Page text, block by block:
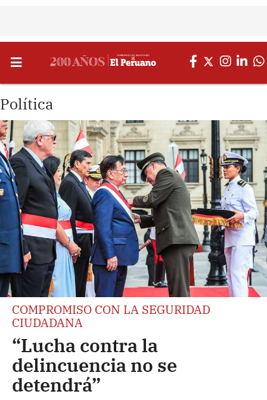
Política
COMPROMISO CON LA SEGURIDAD
CIUDADANA
“Lucha contra la
delincuencia no se
detendrá”